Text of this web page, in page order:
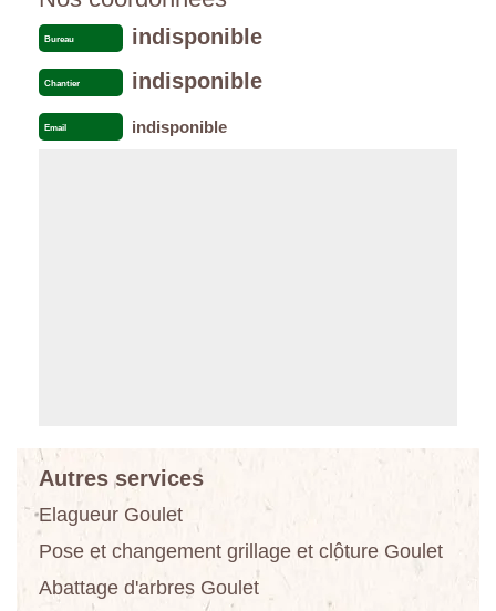
Bureau indisponible
Chantier indisponible
Email indisponible
Autres services
Elagueur Goulet
Pose et changement grillage et clôture Goulet
Abattage d'arbres Goulet